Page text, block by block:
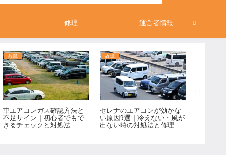
修理 運営者情報
故障
車エアコンガス確認方法と
不足サイン｜初心者でもで
きるチェックと対処法
故障
セレナのエアコンが効かな
い原因9選｜冷えない・風が
出ない時の対処法と修理費